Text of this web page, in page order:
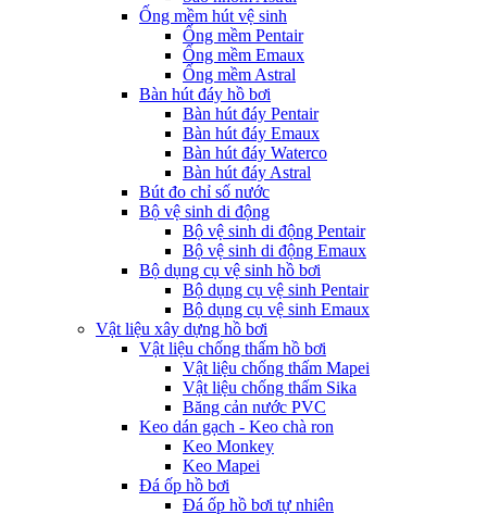
Ống mềm hút vệ sinh
Ống mềm Pentair
Ống mềm Emaux
Ống mềm Astral
Bàn hút đáy hồ bơi
Bàn hút đáy Pentair
Bàn hút đáy Emaux
Bàn hút đáy Waterco
Bàn hút đáy Astral
Bút đo chỉ số nước
Bộ vệ sinh di động
Bộ vệ sinh di động Pentair
Bộ vệ sinh di động Emaux
Bộ dụng cụ vệ sinh hồ bơi
Bộ dụng cụ vệ sinh Pentair
Bộ dụng cụ vệ sinh Emaux
Vật liệu xây dựng hồ bơi
Vật liệu chống thấm hồ bơi
Vật liệu chống thấm Mapei
Vật liệu chống thấm Sika
Băng cản nước PVC
Keo dán gạch - Keo chà ron
Keo Monkey
Keo Mapei
Đá ốp hồ bơi
Đá ốp hồ bơi tự nhiên